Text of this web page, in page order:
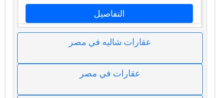
التفاصيل
عقارات شاليه في مصر
عقارات في مصر